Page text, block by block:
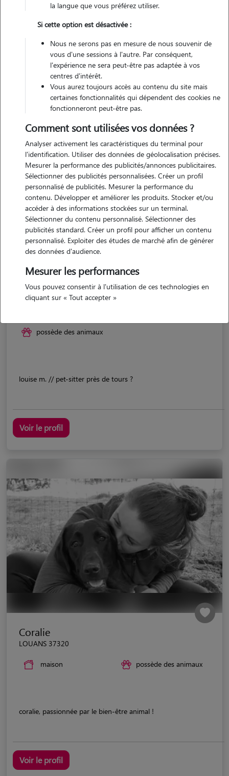
Indre-et-Loire
Esvres
Nos promeneurs et familles d'accueil
à Esvres (37320)
Louise
possède des animaux
louise m. // pet-sitter près de tours ?
Voir le profil
Coralie
LOUANS 37320
maison possède des animaux
coralie, passionnée par le bien-être animal !
Voir le profil
la langue que vous préférez utiliser.
Si cette option est désactivée :
Nous ne serons pas en mesure de nous souvenir de
vous d'une sessions à l'autre. Par conséquent,
l'expérience ne sera peut-être pas adaptée à vos
centres d'intérêt.
Vous aurez toujours accès au contenu du site mais
certaines fonctionnalités qui dépendent des cookies ne
fonctionneront peut-être pas.
Comment sont utilisées vos données ?
Analyser activement les caractéristiques du terminal pour
l'identification. Utiliser des données de géolocalisation précises.
Mesurer la performance des publicités/annonces publicitaires.
Sélectionner des publicités personnalisées. Créer un profil
personnalisé de publicités. Mesurer la performance du
contenu. Développer et améliorer les produits. Stocker et/ou
accéder à des informations stockées sur un terminal.
Sélectionner du contenu personnalisé. Sélectionner des
publicités standard. Créer un profil pour afficher un contenu
personnalisé. Exploiter des études de marché afin de générer
des données d'audience.
Mesurer les performances
Vous pouvez consentir à l'utilisation de ces technologies en
cliquant sur « Tout accepter »